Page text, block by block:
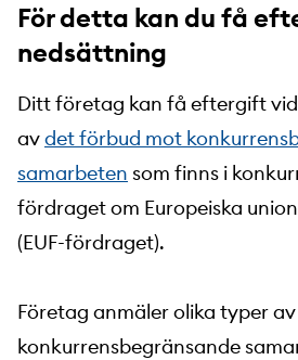
För detta kan du få
nedsättning
Ditt företag kan få eftergift
avdet förbud mot
samarbeten som finns i
fördraget om Europeiska
(EUF-fördraget).
Företag anmäler olika typer av
konkurrensbegränsande